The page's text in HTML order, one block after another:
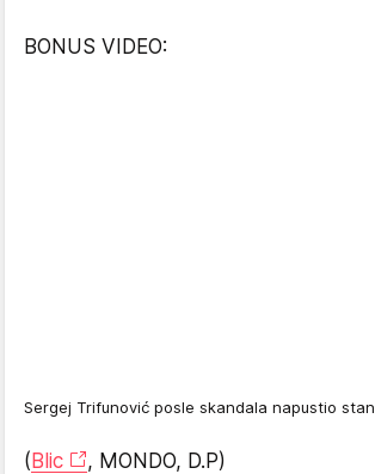
BONUS VIDEO:
Sergej Trifunović posle skandala napustio stan
(Blic , MONDO, D.P)